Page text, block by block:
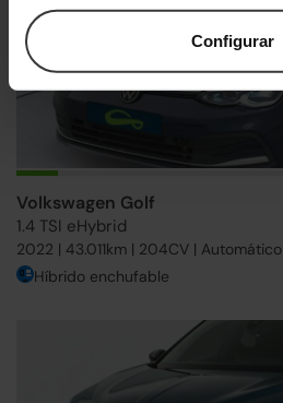
Configurar
Volkswagen Golf
1.4 TSI eHybrid
2022 | 43.011km | 204CV | Automático
Híbrido enchufable